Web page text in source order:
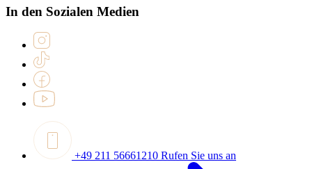
In den Sozialen Medien
+49 211 56661210 Rufen Sie uns an